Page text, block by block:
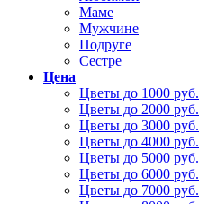
Маме
Мужчине
Подруге
Сестре
Цена
Цветы до 1000 руб.
Цветы до 2000 руб.
Цветы до 3000 руб.
Цветы до 4000 руб.
Цветы до 5000 руб.
Цветы до 6000 руб.
Цветы до 7000 руб.